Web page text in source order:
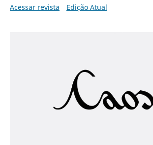
Acessar revista
Edição Atual